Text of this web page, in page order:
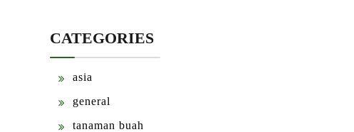
CATEGORIES
asia
general
tanaman buah